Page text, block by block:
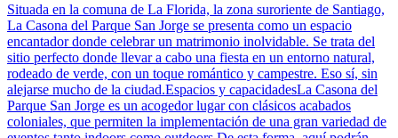
Situada en la comuna de La Florida, la zona suroriente de Santiago,
La Casona del Parque San Jorge se presenta como un espacio
encantador donde celebrar un matrimonio inolvidable. Se trata del
sitio perfecto donde llevar a cabo una fiesta en un entorno natural,
rodeado de verde, con un toque romántico y campestre. Eso sí, sin
alejarse mucho de la ciudad.Espacios y capacidadesLa Casona del
Parque San Jorge es un acogedor lugar con clásicos acabados
coloniales, que permiten la implementación de una gran variedad de